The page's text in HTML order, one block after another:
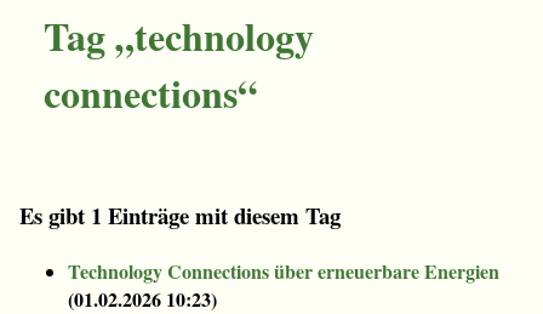
Tag „technology
connections“
Es gibt 1 Einträge mit diesem Tag
Technology Connections über erneuerbare Energien
(01.02.2026 10:23)